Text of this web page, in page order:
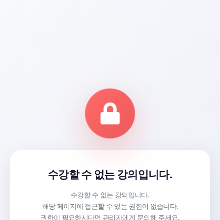
수강할 수 없는 강의입니다.
수강할 수 없는 강의입니다.
해당 페이지에 접근할 수 있는 권한이 없습니다.
권한이 필요하시다면 관리자에게 문의해 주세요.